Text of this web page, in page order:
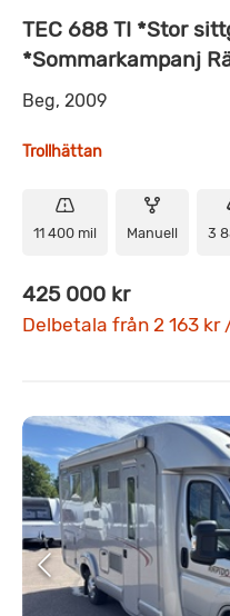
TEC 688 TI *Stor
*Sommarkampanj
Beg, 2009
Trollhättan
11 400 mil Manuell 3
425 000 kr
Delbetala från 2 163 kr